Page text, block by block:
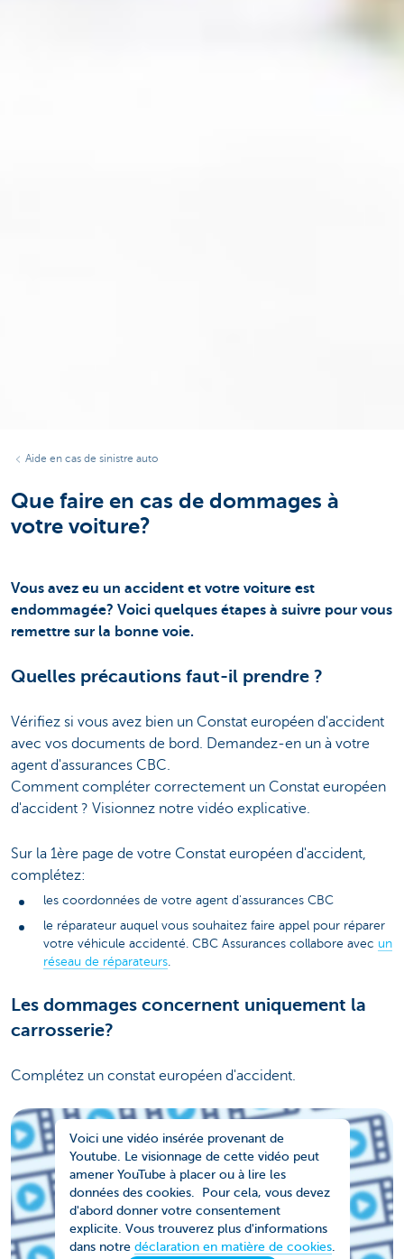
Aide en cas de sinistre auto
Que faire en cas de dommages à
votre voiture?
Vous avez eu un accident et votre voiture est
endommagée? Voici quelques étapes à suivre pour vous
remettre sur la bonne voie.
Quelles précautions faut-il prendre ?
Vérifiez si vous avez bien un Constat européen d'accident
avec vos documents de bord. Demandez-en un à votre
agent d'assurances CBC.
Comment compléter correctement un Constat européen
d'accident ? Visionnez notre vidéo explicative.
Sur la 1ère page de votre Constat européen d'accident,
complétez:
les coordonnées de votre agent d'assurances CBC
le réparateur auquel vous souhaitez faire appel pour réparer
votre véhicule accidenté. CBC Assurances collabore avec un
réseau de réparateurs.
Les dommages concernent uniquement la
carrosserie?
Complétez un constat européen d'accident.
Voici une vidéo insérée provenant de
Youtube. Le visionnage de cette vidéo peut
amener YouTube à placer ou à lire les
données des cookies. Pour cela, vous devez
d'abord donner votre consentement
explicite. Vous trouverez plus d'informations
dans notre déclaration en matière de cookies.